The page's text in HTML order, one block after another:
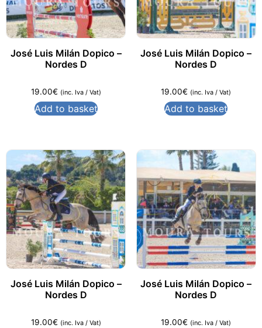
José Luis Milán Dopico –
Nordes D
19.00€ (inc. Iva / Vat)
Add to basket
José Luis Milán Dopico –
Nordes D
19.00€ (inc. Iva / Vat)
Add to basket
José Luis Milán Dopico –
Nordes D
19.00€ (inc. Iva / Vat)
José Luis Milán Dopico –
Nordes D
19.00€ (inc. Iva / Vat)